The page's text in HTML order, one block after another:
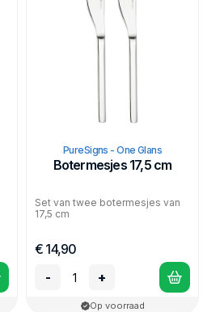
PureSigns - One Glans
Botermesjes 17,5 cm
Set van twee botermesjes van
17,5 cm
€ 14,90
-
+
Op voorraad